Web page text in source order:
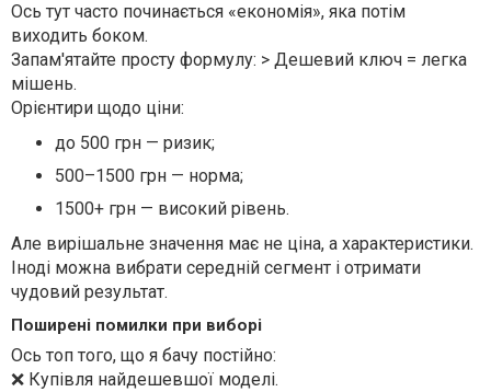
Ось тут часто починається «економія», яка потім
виходить боком.
Запам'ятайте просту формулу: > Дешевий ключ = легка
мішень.
Орієнтири щодо ціни:
до 500 грн — ризик;
500–1500 грн — норма;
1500+ грн — високий рівень.
Але вирішальне значення має не ціна, а характеристики.
Іноді можна вибрати середній сегмент і отримати
чудовий результат.
Поширені помилки при виборі
Ось топ того, що я бачу постійно:
❌ Купівля найдешевшої моделі.